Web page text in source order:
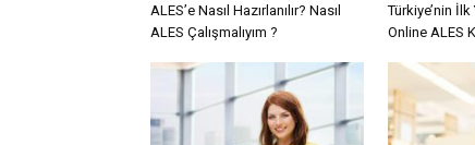
ALES’e Nasıl Hazırlanılır? Nasıl
ALES Çalışmalıyım ?
Türkiye’nin
Online ALES